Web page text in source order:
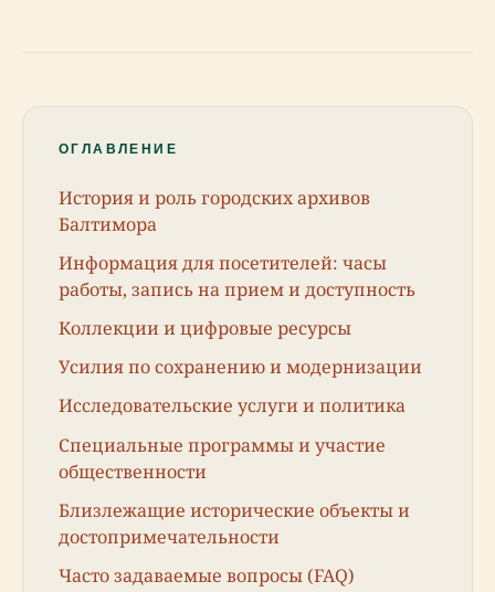
ОГЛАВЛЕНИЕ
История и роль городских архивов
Балтимора
Информация для посетителей: часы
работы, запись на прием и доступность
Коллекции и цифровые ресурсы
Усилия по сохранению и модернизации
Исследовательские услуги и политика
Специальные программы и участие
общественности
Близлежащие исторические объекты и
достопримечательности
Часто задаваемые вопросы (FAQ)